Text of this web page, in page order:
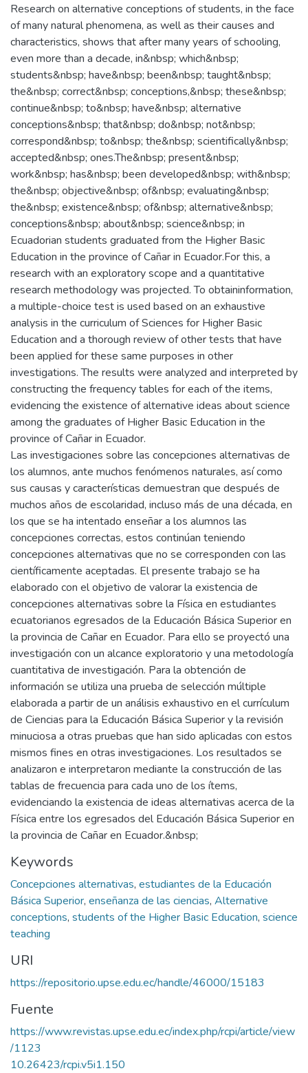
Research on alternative conceptions of students, in the face
of many natural phenomena, as well as their causes and
characteristics, shows that after many years of schooling,
even more than a decade, in&nbsp; which&nbsp;
students&nbsp; have&nbsp; been&nbsp; taught&nbsp;
the&nbsp; correct&nbsp; conceptions,&nbsp; these&nbsp;
continue&nbsp; to&nbsp; have&nbsp; alternative
conceptions&nbsp; that&nbsp; do&nbsp; not&nbsp;
correspond&nbsp; to&nbsp; the&nbsp; scientifically&nbsp;
accepted&nbsp; ones.The&nbsp; present&nbsp;
work&nbsp; has&nbsp; been developed&nbsp; with&nbsp;
the&nbsp; objective&nbsp; of&nbsp; evaluating&nbsp;
the&nbsp; existence&nbsp; of&nbsp; alternative&nbsp;
conceptions&nbsp; about&nbsp; science&nbsp; in
Ecuadorian students graduated from the Higher Basic
Education in the province of Cañar in Ecuador.For this, a
research with an exploratory scope and a quantitative
research methodology was projected. To obtaininformation,
a multiple-choice test is used based on an exhaustive
analysis in the curriculum of Sciences for Higher Basic
Education and a thorough review of other tests that have
been applied for these same purposes in other
investigations. The results were analyzed and interpreted by
constructing the frequency tables for each of the items,
evidencing the existence of alternative ideas about science
among the graduates of Higher Basic Education in the
province of Cañar in Ecuador.
Las investigaciones sobre las concepciones alternativas de
los alumnos, ante muchos fenómenos naturales, así como
sus causas y características demuestran que después de
muchos años de escolaridad, incluso más de una década, en
los que se ha intentado enseñar a los alumnos las
concepciones correctas, estos continúan teniendo
concepciones alternativas que no se corresponden con las
científicamente aceptadas. El presente trabajo se ha
elaborado con el objetivo de valorar la existencia de
concepciones alternativas sobre la Física en estudiantes
ecuatorianos egresados de la Educación Básica Superior en
la provincia de Cañar en Ecuador. Para ello se proyectó una
investigación con un alcance exploratorio y una metodología
cuantitativa de investigación. Para la obtención de
información se utiliza una prueba de selección múltiple
elaborada a partir de un análisis exhaustivo en el currículum
de Ciencias para la Educación Básica Superior y la revisión
minuciosa a otras pruebas que han sido aplicadas con estos
mismos fines en otras investigaciones. Los resultados se
analizaron e interpretaron mediante la construcción de las
tablas de frecuencia para cada uno de los ítems,
evidenciando la existencia de ideas alternativas acerca de la
Física entre los egresados del Educación Básica Superior en
la provincia de Cañar en Ecuador.&nbsp;
Keywords
Concepciones alternativas, estudiantes de la Educación
Básica Superior, enseñanza de las ciencias, Alternative
conceptions, students of the Higher Basic Education, science
teaching
URI
https://repositorio.upse.edu.ec/handle/46000/15183
Fuente
https://www.revistas.upse.edu.ec/index.php/rcpi/article/view
/1123
10.26423/rcpi.v5i1.150